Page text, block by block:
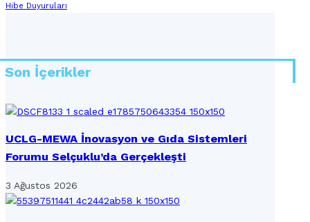
Hibe Duyuruları
Son İçerikler
UCLG-MEWA İnovasyon ve Gıda Sistemleri
Forumu Selçuklu’da Gerçekleşti
3 Ağustos 2026